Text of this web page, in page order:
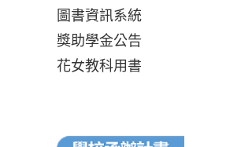
圖書資訊系統
獎助學金公告
花女教科用書